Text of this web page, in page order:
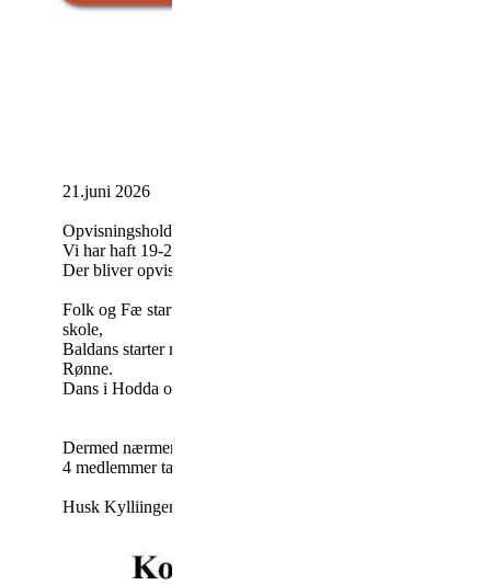
21.juni 2026
Opvisningsholdet har haft sidste øver. Opvisningen på
Vi har haft 19-20 dansere på opvisningsholdet. Det var
Der bliver opvisning for krydstogt gæster i dragt på
Folk og Fæ starter igen mandag d. 7. september kl. 19.00 i
skole,
Baldans starter mandag d. 14. september - også i
Rønne.
Dans i Hodda om tirsdagen starter igen tirsdag 15. september
Dermed nærmer sommerferien sig.
4 medlemmer tager til landsstævne i Kalundborg.
Husk Kylliingemoderen søndag d. 6. september